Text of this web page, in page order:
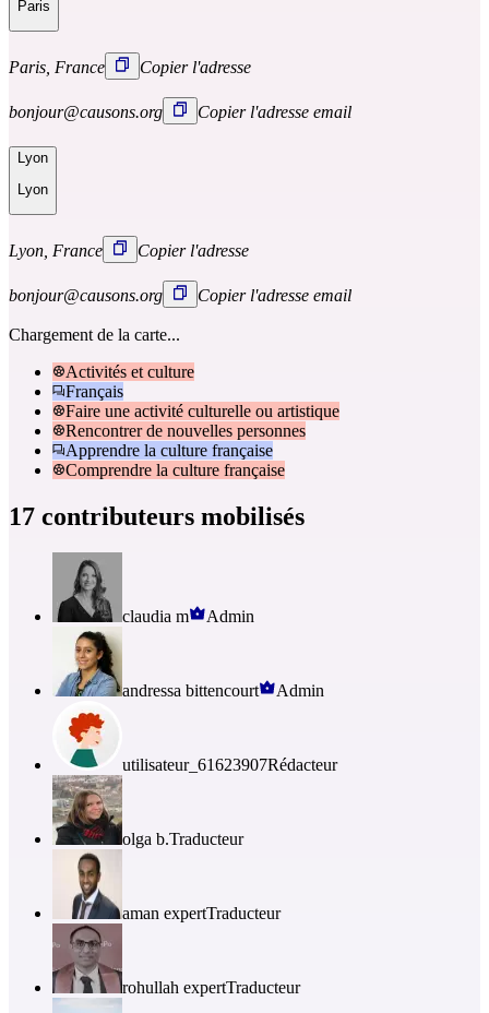
Paris
Paris, France Copier l'adresse
bonjour@causons.org Copier l'adresse email
Lyon
Lyon
Lyon, France Copier l'adresse
bonjour@causons.org Copier l'adresse email
Chargement de la carte...
Activités et culture
Français
Faire une activité culturelle ou artistique
Rencontrer de nouvelles personnes
Apprendre la culture française
Comprendre la culture française
17 contributeurs mobilisés
claudia m Admin
andressa bittencourt Admin
utilisateur_61623907Rédacteur
olga b.Traducteur
aman expertTraducteur
rohullah expertTraducteur